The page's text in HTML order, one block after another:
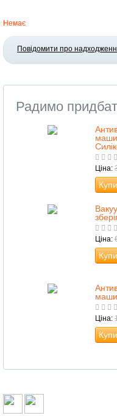
Немає
Повідомити про
Радимо
Ціна:
Ціна:
Ціна: